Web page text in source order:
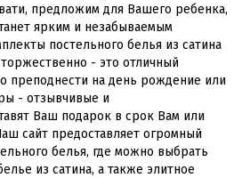
предложим для Вашего ребенка,
ярким и незабываемым
постельного белья из сатина
- это отличный
преподнести на день рождение или
- отзывчивые и
Ваш подарок в срок Вам или
сайт предоставляет огромный
белья, где можно выбрать
из сатина, а также элитное